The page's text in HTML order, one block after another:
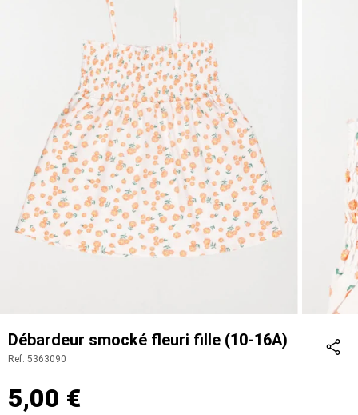
Débardeur smocké fleuri fille (10-16A)
Ref. 5363090
5,00 €